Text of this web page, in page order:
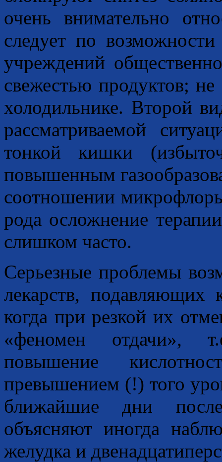
очень внимательно
следует по
учреждений
свежестью продуктов;
холодильнике. Второй
рассматриваемой
тонкой кишки
повышенным
соотношении
рода осложнение
слишком часто.
Серьезные проблемы
лекарств,
когда при резкой их
«феномен отдачи»,
повышение
превышением (!) того
ближайшие дни
объясняют иногда
желудка и